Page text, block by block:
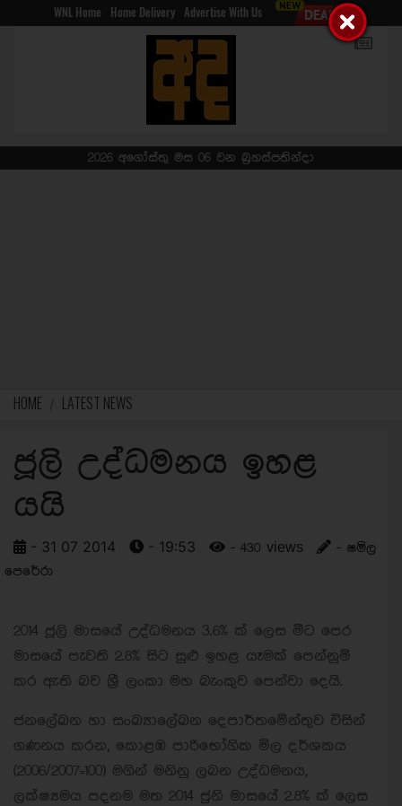
WNL Home Home Delivery Advertise With Us
2026 අගෝස්තු මස 06 වන බ්‍රහස්පතින්දා
HOME LATEST NEWS
ජූලි උද්ධමනය ඉහළ
යයි
- 31 07 2014 - 19:53 - 430 views
- ෂමිල
පෙරේරා
2014 ජූලි මාසයේ උද්ධමනය 3.6% ක් ලෙස මීට පෙර
මාසයේ පැවති 2.8% සිට සුළු ඉහළ යෑමක් පෙන්නුම්
කර ඇති බව ශ්‍රී ලංකා මහ බැංකුව පෙන්වා දෙයි.
ජනලේඛන හා සංඛ්‍යාලේඛන දෙපාර්තමේන්තුව විසින්
ගණනය කරන, කොළඹ පාරිභෝගික මිල දර්ශකය
(2006/2007=100) මගින් මනිනු ලබන උද්ධමනය,
ලක්ෂ්‍යමය පදනම මත 2014 ජුනි මාසයේ 2.8% ක් ලෙස